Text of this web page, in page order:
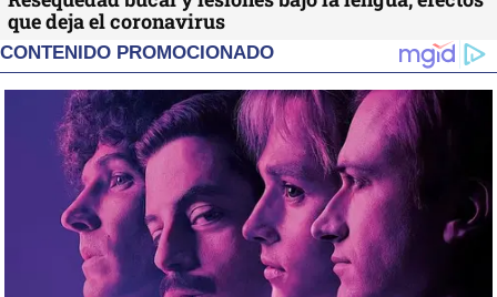
que deja el coronavirus
CONTENIDO PROMOCIONADO